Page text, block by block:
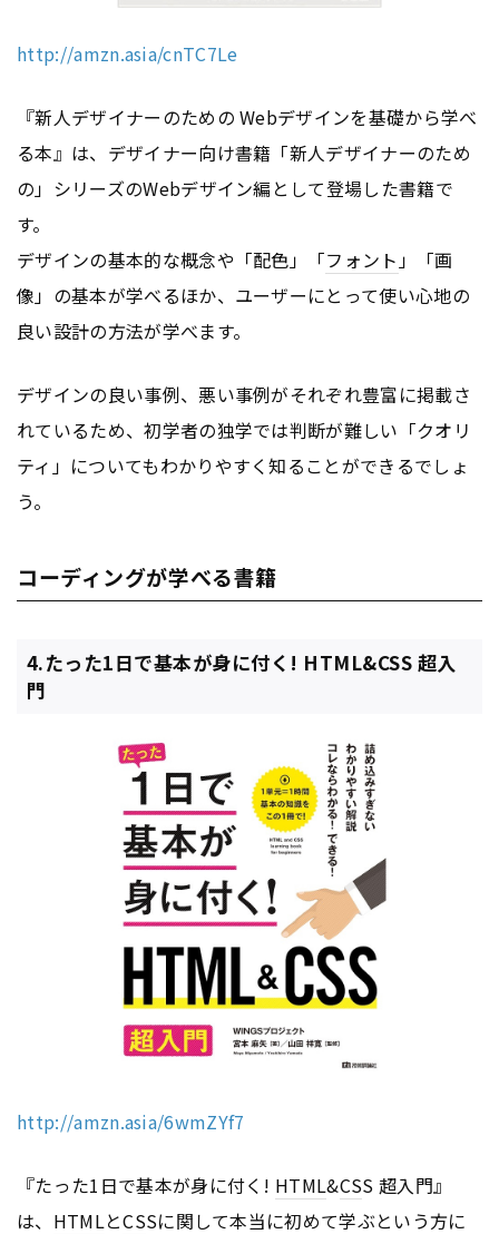
http://amzn.asia/cnTC7Le
『新人デザイナーのための Webデザインを基礎から学べ
る本』は、デザイナー向け書籍「新人デザイナーのため
の」シリーズのWebデザイン編として登場した書籍で
す。
デザインの基本的な概念や「配色」「フォント 」「画
像」の基本が学べるほか、ユーザーにとって使い心地の
良い設計の方法が学べます。
デザインの良い事例、悪い事例がそれぞれ豊富に掲載さ
れているため、初学者の独学では判断が難しい「クオリ
ティ」についてもわかりやすく知ることができるでしょ
う。
コーディングが学べる書籍
4.たった1日で基本が身に付く! HTML&CSS 超入
門
http://amzn.asia/6wmZYf7
『たった1日で基本が身に付く! HTML&CSS 超入門』
は、 HTMLとCSSに関して本当に初めて学ぶという方に